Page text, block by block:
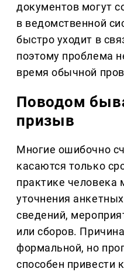
документов могут
в ведомственной
быстро уходит в
поэтому проблема
время обычной
Поводом
призыв
Многие ошибочно
касаются только
практике человека
уточнения
сведений,
или сборов.
формальной, но
способен привести